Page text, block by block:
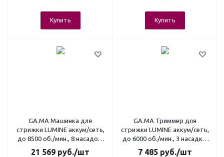
Купить Купить
GA.MA Машинка для
стрижки LUMINE аккум/сеть,
до 8500 об./мин., 8 насадок,
срез 0,3-3,5 мм, черный
21 569 руб./шт
GA.MA Триммер для
стрижки LUMINE аккум/сеть,
до 6000 об./мин., 3 насадки,
срез 0,3 мм, черный
7 485руб./шт